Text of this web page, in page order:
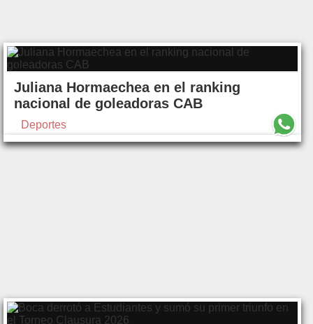
Juliana Hormaechea en el ranking
nacional de goleadoras CAB
Deportes